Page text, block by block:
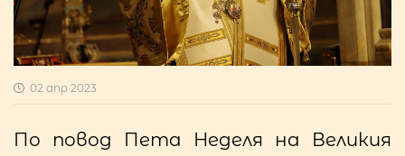
02 апр 2023
По повод Пета Неделя на Великия